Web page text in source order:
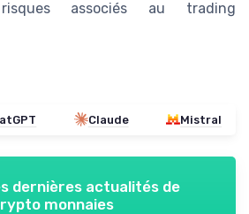
associés au trading
Claude Mistral
dernières actualités de
monnaies